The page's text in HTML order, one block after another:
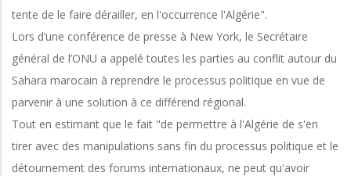
tente de le faire dérailler, en l'occurrence l'Algérie".
Lors d’une conférence de presse à New York, le Secrétaire
général de l’ONU a appelé toutes les parties au conflit autour du
Sahara marocain à reprendre le processus politique en vue de
parvenir à une solution à ce différend régional.
Tout en estimant que le fait "de permettre à l'Algérie de s'en
tirer avec des manipulations sans fin du processus politique et le
détournement des forums internationaux, ne peut qu'avoir